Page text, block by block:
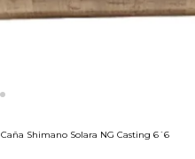
Caña Shimano Solara NG Casting 6´6